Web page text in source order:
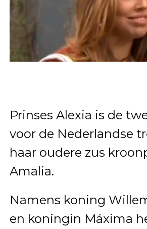
Prinses Alexia is de
voor de Nederlandse
haar oudere zus
Amalia.
Namens koning
en koningin Máxima